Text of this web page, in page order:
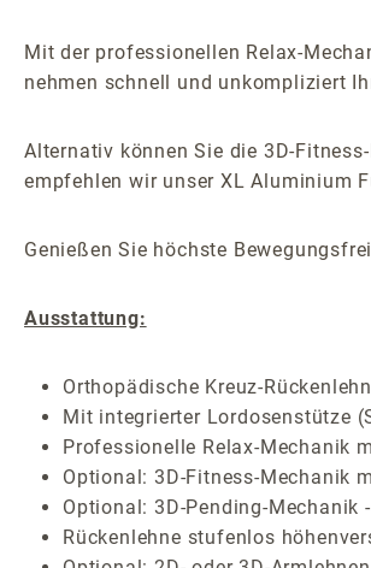
Mit der professionellen Relax-
nehmen schnell und unkompliziert
Alternativ können Sie die 3D-
empfehlen wir unser XL Aluminium
Genießen Sie höchste
Ausstattung:
Orthopädische Kreuz-
Mit integrierter Lordosenstütze
Professionelle Relax-Mechanik
Optional: 3D-Fitness-Mechanik
Optional: 3D-Pending-Mechanik
Rückenlehne stufenlos